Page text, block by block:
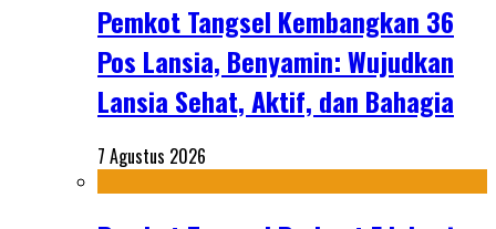
Pemkot Tangsel Kembangkan 36
Pos Lansia, Benyamin: Wujudkan
Lansia Sehat, Aktif, dan Bahagia
7 Agustus 2026